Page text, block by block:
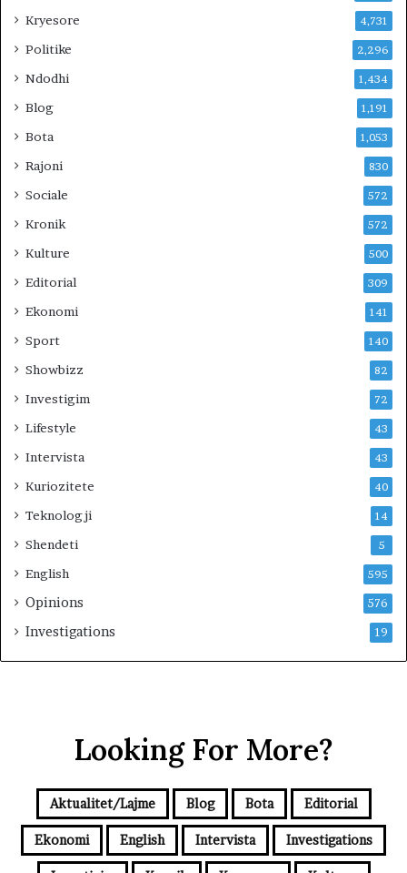
Kryesore 4,731
Politike 2,296
Ndodhi 1,434
Blog 1,191
Bota 1,053
Rajoni 830
Sociale 572
Kronik 572
Kulture 500
Editorial 309
Ekonomi 141
Sport 140
Showbizz 82
Investigim 72
Lifestyle 43
Intervista 43
Kuriozitete 40
Teknologji 14
Shendeti 5
English 595
Opinions 576
Investigations 19
Looking For More?
Aktualitet/Lajme Blog Bota Editorial
Ekonomi English Intervista Investigations